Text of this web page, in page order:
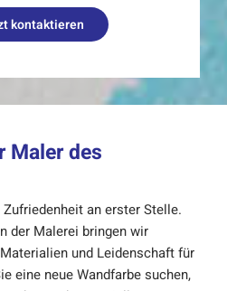
kontaktieren
Maler des
an erster Stelle.
der Malerei bringen wir
und Leidenschaft für
eine neue Wandfarbe suchen,